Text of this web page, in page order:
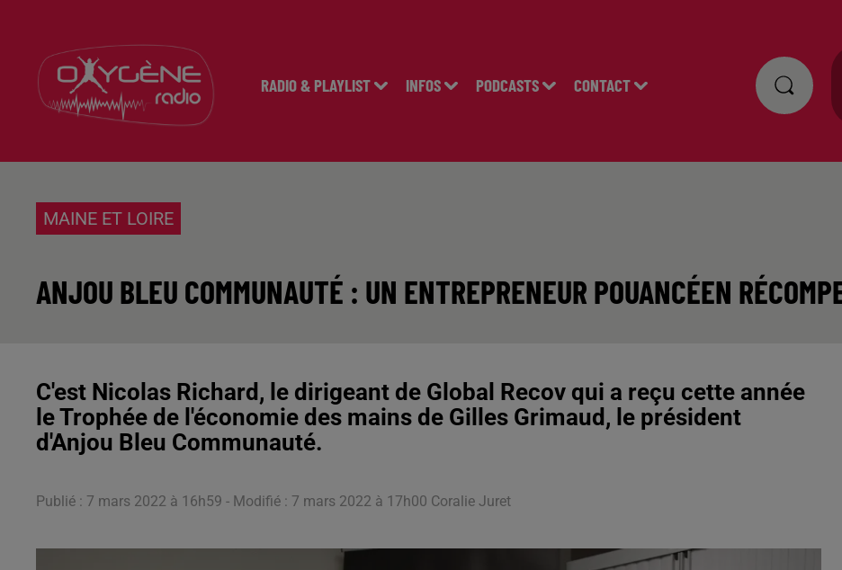
RADIO & PLAYLIST INFOS PODCASTS CONTACT
MAINE ET LOIRE
ANJOU BLEU COMMUNAUTÉ : UN ENTREPRENEUR POUANCÉEN
C'est Nicolas Richard, le dirigeant de Global Recov qui a reçu cette année
le Trophée de l'économie des mains de Gilles Grimaud, le président
d'Anjou Bleu Communauté.
Publié : 7 mars 2022 à 16h59 - Modifié : 7 mars 2022 à 17h00 Coralie Juret